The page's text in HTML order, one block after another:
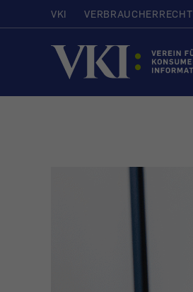
VKI VERBRAUCHERRECHT
Startseite